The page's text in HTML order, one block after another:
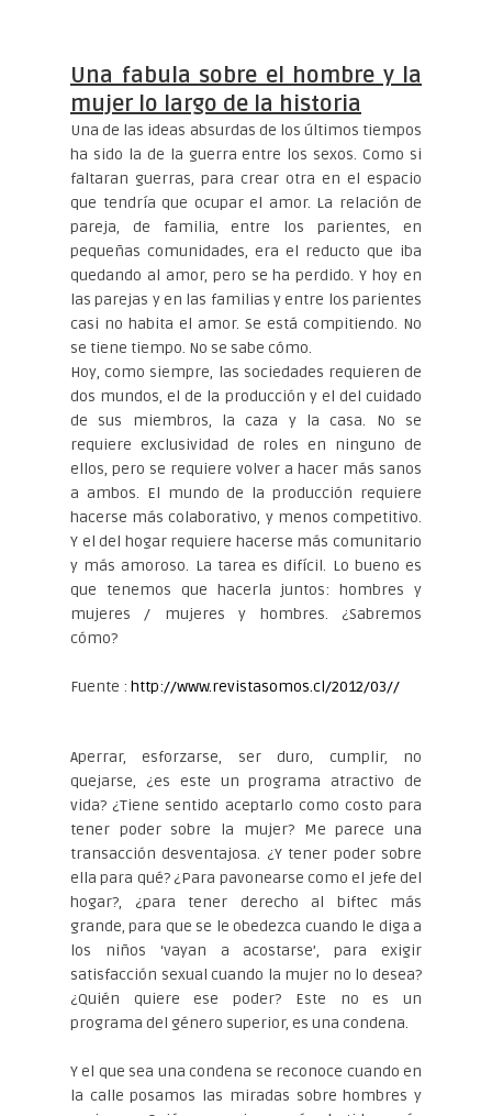
Una fabula sobre el hombre y la
mujer lo largo de la historia
Una de las ideas absurdas de los últimos tiempos
ha sido la de la guerra entre los sexos. Como si
faltaran guerras, para crear otra en el espacio
que tendría que ocupar el amor. La relación de
pareja, de familia, entre los parientes, en
pequeñas comunidades, era el reducto que iba
quedando al amor, pero se ha perdido. Y hoy en
las parejas y en las familias y entre los parientes
casi no habita el amor. Se está compitiendo. No
se tiene tiempo. No se sabe cómo.
Hoy, como siempre, las sociedades requieren de
dos mundos, el de la producción y el del cuidado
de sus miembros, la caza y la casa. No se
requiere exclusividad de roles en ninguno de
ellos, pero se requiere volver a hacer más sanos
a ambos. El mundo de la producción requiere
hacerse más colaborativo, y menos competitivo.
Y el del hogar requiere hacerse más comunitario
y más amoroso. La tarea es difícil. Lo bueno es
que tenemos que hacerla juntos: hombres y
mujeres / mujeres y hombres. ¿Sabremos
cómo?
Fuente : http://www.revistasomos.cl/2012/03//
Aperrar, esforzarse, ser duro, cumplir, no
quejarse, ¿es este un programa atractivo de
vida? ¿Tiene sentido aceptarlo como costo para
tener poder sobre la mujer? Me parece una
transacción desventajosa. ¿Y tener poder sobre
ella para qué? ¿Para pavonearse como el jefe del
hogar?, ¿para tener derecho al biftec más
grande, para que se le obedezca cuando le diga a
los niños ‘vayan a acostarse’, para exigir
satisfacción sexual cuando la mujer no lo desea?
¿Quién quiere ese poder? Este no es un
programa del género superior, es una condena.
Y el que sea una condena se reconoce cuando en
la calle posamos las miradas sobre hombres y